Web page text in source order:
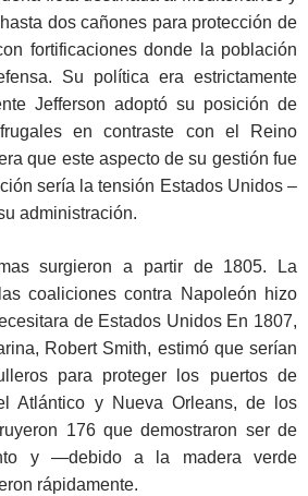
dos cañones para protección de
fortificaciones donde la población
Su política era estrictamente
Jefferson adoptó su posición de
en contraste con el Reino
que este aspecto de su gestión fue
sería la tensión Estados Unidos –
administración.
surgieron a partir de 1805. La
coaliciones contra Napoleón hizo
de Estados Unidos En 1807,
Robert Smith, estimó que serían
para proteger los puertos de
Atlántico y Nueva Orleans, de los
176 que demostraron ser de
y —debido a la madera verde
rápidamente.